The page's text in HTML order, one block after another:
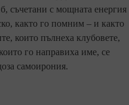
съчетани с мощната енергия
както го помним – и както
които пълнеха клубовете,
го направиха име, се
самоирония.